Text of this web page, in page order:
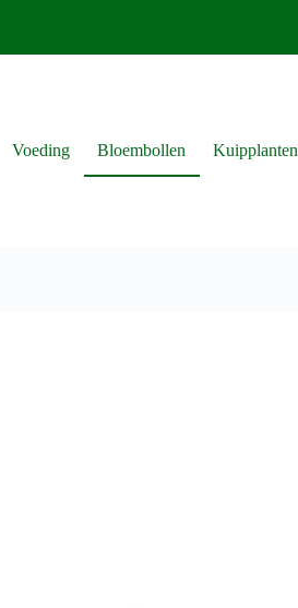
Voeding Bloembollen Kuipplanten